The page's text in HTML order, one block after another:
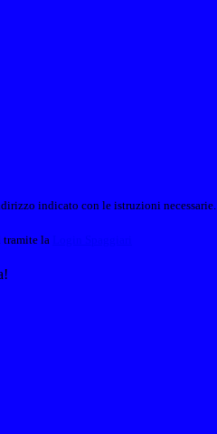
indicato con le istruzioni necessarie.
tramite la